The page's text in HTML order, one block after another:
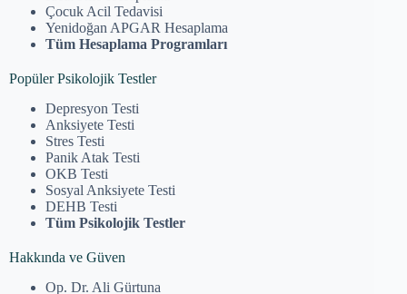
Çocuk Acil Tedavisi
Yenidoğan APGAR Hesaplama
Tüm Hesaplama Programları
Popüler Psikolojik Testler
Depresyon Testi
Anksiyete Testi
Stres Testi
Panik Atak Testi
OKB Testi
Sosyal Anksiyete Testi
DEHB Testi
Tüm Psikolojik Testler
Hakkında ve Güven
Op. Dr. Ali Gürtuna